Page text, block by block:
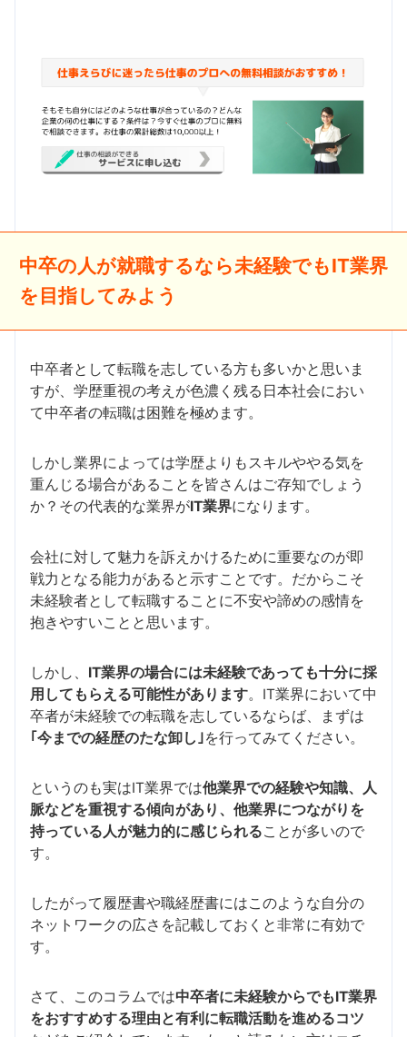
中卒の人が就職するなら未経験でもIT業界
を目指してみよう
中卒者として転職を志している方も多いかと思いま
すが、学歴重視の考えが色濃く残る日本社会におい
て中卒者の転職は困難を極めます。
しかし業界によっては学歴よりもスキルややる気を
重んじる場合があることを皆さんはご存知でしょう
か？その代表的な業界がIT業界になります。
会社に対して魅力を訴えかけるために重要なのが即
戦力となる能力があると示すことです。だからこそ
未経験者として転職することに不安や諦めの感情を
抱きやすいことと思います。
しかし、 IT業界の場合には未経験であっても十分に採
用してもらえる可能性があります。IT業界において中
卒者が未経験での転職を志しているならば、まずは
｢今までの経歴のたな卸し｣を行ってみてください。
というのも実はIT業界では他業界での経験や知識、人
脈などを重視する傾向があり、他業界につながりを
持っている人が魅力的に感じられることが多いので
す。
したがって履歴書や職経歴書にはこのような自分の
ネットワークの広さを記載しておくと非常に有効で
す。
さて、このコラムでは中卒者に未経験からでもIT業界
をおすすめする理由と有利に転職活動を進めるコツ